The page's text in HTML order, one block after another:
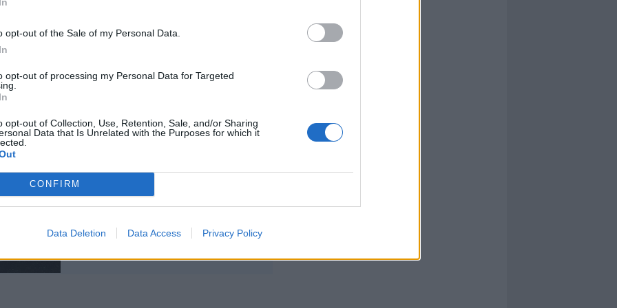
opt-out of the Sale of my Personal Data.
opt-out of processing my Personal Data for Targeted
opt-out of Collection, Use, Retention, Sale, and/or Sharing
Data that Is Unrelated with the Purposes for which it
CONFIRM
Data Deletion Data Access Privacy Policy
il relativo supplemento,
un ristoro di 15 euro o, in alternativa, un
di Ryanair DAC.
Le Stelle di Branko, ecco
le previsioni di giovedì 14
novembre